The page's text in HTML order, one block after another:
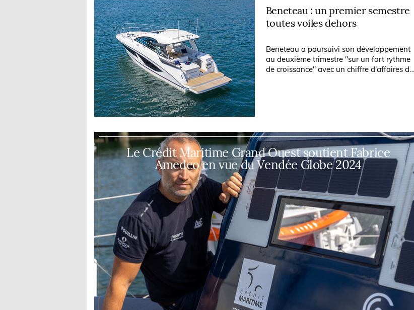
Beneteau : un premier semestre
toutes voiles dehors
Beneteau a poursuivi son développement
au deuxième trimestre "sur un fort rythme
de croissance" avec un chiffre d'affaires de
Le Crédit Maritime Grand Ouest soutient Fabrice
Amedeo en vue du Vendée Globe 2024